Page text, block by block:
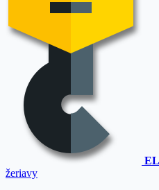
žeriavy